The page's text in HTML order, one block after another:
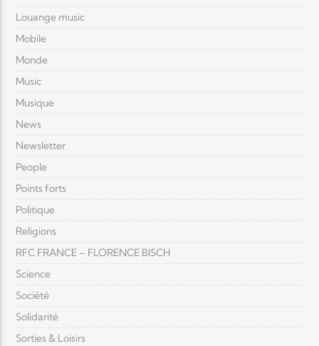
Louange music
Mobile
Monde
Music
Musique
News
Newsletter
People
Points forts
Politique
Religions
RFC FRANCE – FLORENCE BISCH
Science
Société
Solidarité
Sorties & Loisirs